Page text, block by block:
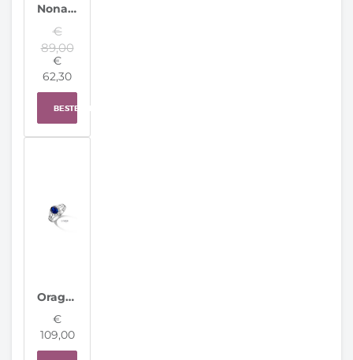
Nona Oorbellen 96211
€
89,00
€
62,30
BESTELLEN
Orage ring AS105
€
109,00